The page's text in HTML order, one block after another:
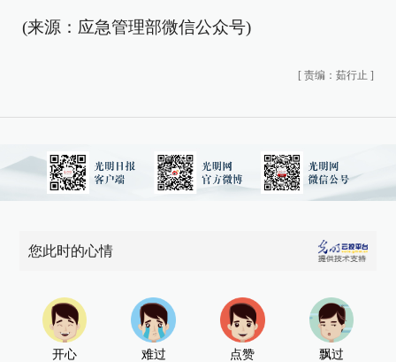
(来源：应急管理部微信公众号)
[ 责编：茹行止 ]
您此时的心情
开心 难过 点赞 飘过